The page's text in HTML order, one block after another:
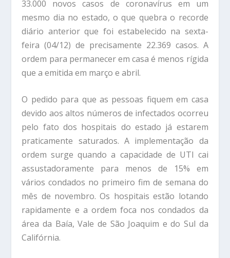
33.000 novos casos de coronavírus em um
mesmo dia no estado, o que quebra o recorde
diário anterior que foi estabelecido na sexta-
feira (04/12) de precisamente 22.369 casos. A
ordem para permanecer em casa é menos rígida
que a emitida em março e abril.
O pedido para que as pessoas fiquem em casa
devido aos altos números de infectados ocorreu
pelo fato dos hospitais do estado já estarem
praticamente saturados. A implementação da
ordem surge quando a capacidade de UTI cai
assustadoramente para menos de 15% em
vários condados no primeiro fim de semana do
mês de novembro. Os hospitaisestão lotando
rapidamente e a ordem foca nos condados da
área da Baía, Vale de São Joaquim e do Sul da
Califórnia.